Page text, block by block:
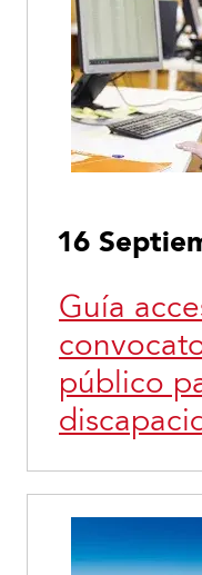
16
Guía
público